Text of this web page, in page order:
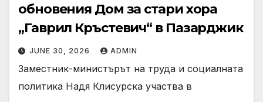
обновения Дом за стари хора
„Гаврил Кръстевич“ в Пазарджик
JUNE 30, 2026 ADMIN
Заместник-министърът на труда и социалната
политика Надя Клисурска участва в